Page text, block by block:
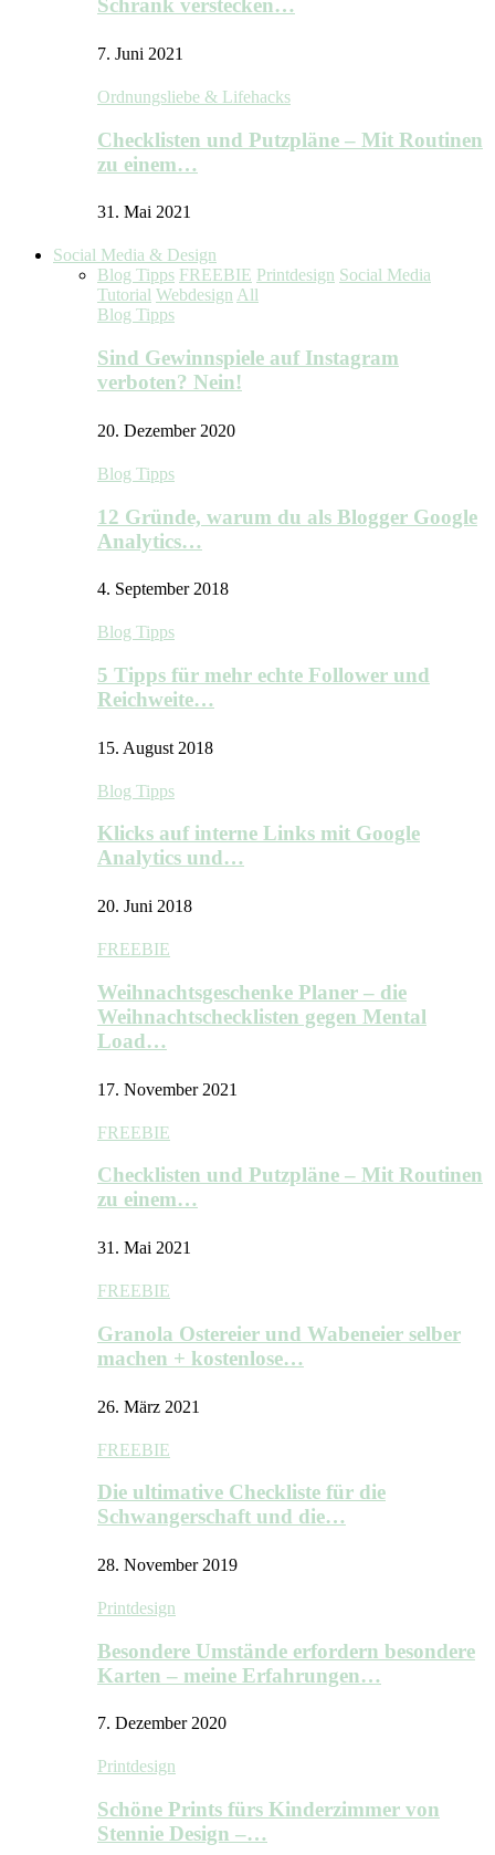
Schrank verstecken…
7. Juni 2021
Ordnungsliebe & Lifehacks
Checklisten und Putzpläne – Mit Routinen
zu einem…
31. Mai 2021
Social Media & Design
Blog Tipps FREEBIE Printdesign Social Media
Tutorial Webdesign All
Blog Tipps
Sind Gewinnspiele auf Instagram
verboten? Nein!
20. Dezember 2020
Blog Tipps
12 Gründe, warum du als Blogger Google
Analytics…
4. September 2018
Blog Tipps
5 Tipps für mehr echte Follower und
Reichweite…
15. August 2018
Blog Tipps
Klicks auf interne Links mit Google
Analytics und…
20. Juni 2018
FREEBIE
Weihnachtsgeschenke Planer – die
Weihnachtschecklisten gegen Mental
Load…
17. November 2021
FREEBIE
Checklisten und Putzpläne – Mit Routinen
zu einem…
31. Mai 2021
FREEBIE
Granola Ostereier und Wabeneier selber
machen + kostenlose…
26. März 2021
FREEBIE
Die ultimative Checkliste für die
Schwangerschaft und die…
28. November 2019
Printdesign
Besondere Umstände erfordern besondere
Karten – meine Erfahrungen…
7. Dezember 2020
Printdesign
Schöne Prints fürs Kinderzimmer von
Stennie Design –…